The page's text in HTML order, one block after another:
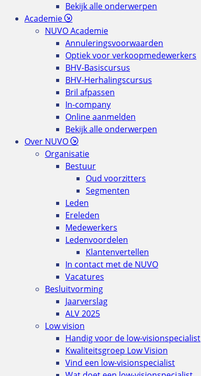
Bekijk alle onderwerpen
Academie
NUVO Academie
Annuleringsvoorwaarden
Optiek voor verkoopmedewerkers
BHV-Basiscursus
BHV-Herhalingscursus
Bril afpassen
In-company
Online aanmelden
Bekijk alle onderwerpen
Over NUVO
Organisatie
Bestuur
Oud voorzitters
Segmenten
Leden
Ereleden
Medewerkers
Ledenvoordelen
Klantenvertellen
In contact met de NUVO
Vacatures
Besluitvorming
Jaarverslag
ALV 2025
Low vision
Handig voor de low-visionspecialist
Kwaliteitsgroep Low Vision
Vind een low-visionspecialist